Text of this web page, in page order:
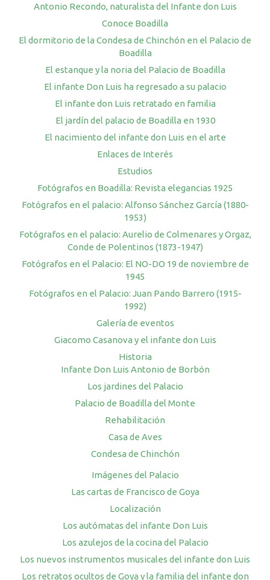
Antonio Recondo, naturalista del Infante don Luis
Conoce Boadilla
El dormitorio de la Condesa de Chinchón en el Palacio de
Boadilla
El estanque y la noria del Palacio de Boadilla
El infante Don Luis ha regresado a su palacio
El infante don Luis retratado en familia
El jardín del palacio de Boadilla en 1930
El nacimiento del infante don Luis en el arte
Enlaces de Interés
Estudios
Fotógrafos en Boadilla: Revista elegancias 1925
Fotógrafos en el palacio: Alfonso Sánchez García (1880-
1953)
Fotógrafos en el palacio: Aurelio de Colmenares y Orgaz,
Conde de Polentinos (1873-1947)
Fotógrafos en el Palacio: El NO-DO 19 de noviembre de
1945
Fotógrafos en el Palacio: Juan Pando Barrero (1915-
1992)
Galería de eventos
Giacomo Casanova y el infante don Luis
Historia
Infante Don Luis Antonio de Borbón
Los jardines del Palacio
Palacio de Boadilla del Monte
Rehabilitación
Casa de Aves
Condesa de Chinchón
Imágenes del Palacio
Las cartas de Francisco de Goya
Localización
Los autómatas del infante Don Luis
Los azulejos de la cocina del Palacio
Los nuevos instrumentos musicales del infante don Luis
Los retratos ocultos de Goya y la familia del infante don